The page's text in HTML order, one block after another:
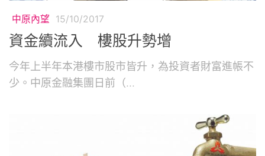
中原內望 15/10/2017
資金續流入 樓股升勢增
今年上半年本港樓市股市皆升，為投資者財富進帳不
少。中原金融集團日前（...